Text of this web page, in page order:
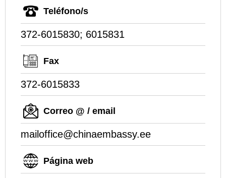
Teléfono/s
372-6015830; 6015831
Fax
372-6015833
Correo @ / email
mailoffice@chinaembassy.ee
Página web